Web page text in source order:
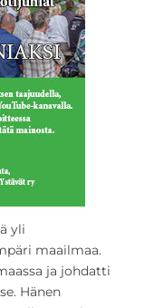
yli
maailmaa.
ja johdatti
Hänen